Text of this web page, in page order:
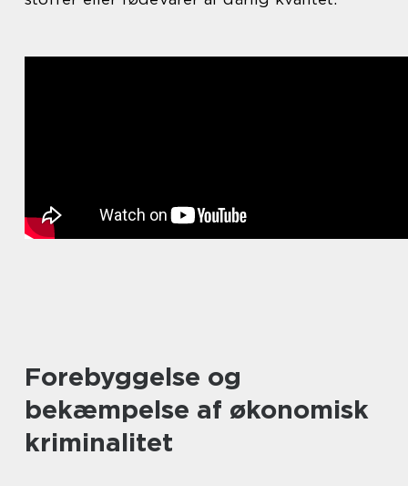
Forebyggelse og
bekæmpelse af økonomisk
kriminalitet